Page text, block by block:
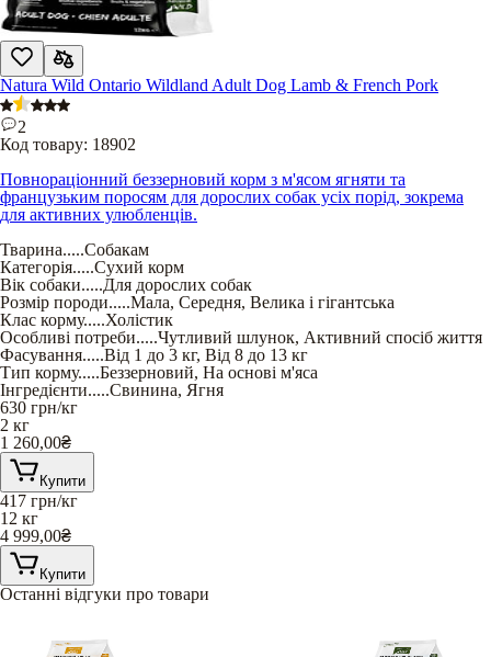
Natura Wild Ontario Wildland Adult Dog Lamb & French Pork
2
Код товару: 18902
Повнораціонний беззерновий корм з м'ясом ягняти та
французьким поросям для дорослих собак усіх порід, зокрема
для активних улюбленців.
Тварина.....Собакам
Категорія.....Сухий корм
Вік собаки.....Для дорослих собак
Розмір породи.....Мала, Середня, Велика і гігантська
Клас корму.....Холістик
Особливі потреби.....Чутливий шлунок, Активний спосіб життя
Фасування.....Від 1 до 3 кг, Від 8 до 13 кг
Тип корму.....Беззерновий, На основі м'яса
Інгредієнти.....Свинина, Ягня
630 грн/кг
2 кг
1 260,00₴
Купити
417 грн/кг
12 кг
4 999,00₴
Купити
Останні відгуки про товари